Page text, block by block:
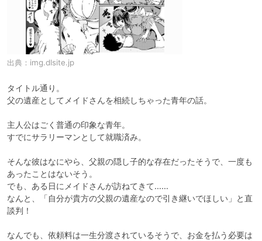
出典： img.dlsite.jp
タイトル通り。
父の遺産としてメイドさんを相続しちゃった青年の話。
主人公はごく普通の印象な青年。
すでにサラリーマンとして就職済み。
そんな彼はなにやら、父親の隠し子的な存在だったそうで、一度も
あったことはないそう。
でも、ある日にメイドさんが訪ねてきて……
なんと、「自分が貴方の父親の遺産なので引き継いでほしい」と直
談判！
なんでも、依頼料は一生分渡されているそうで、お金を払う必要は